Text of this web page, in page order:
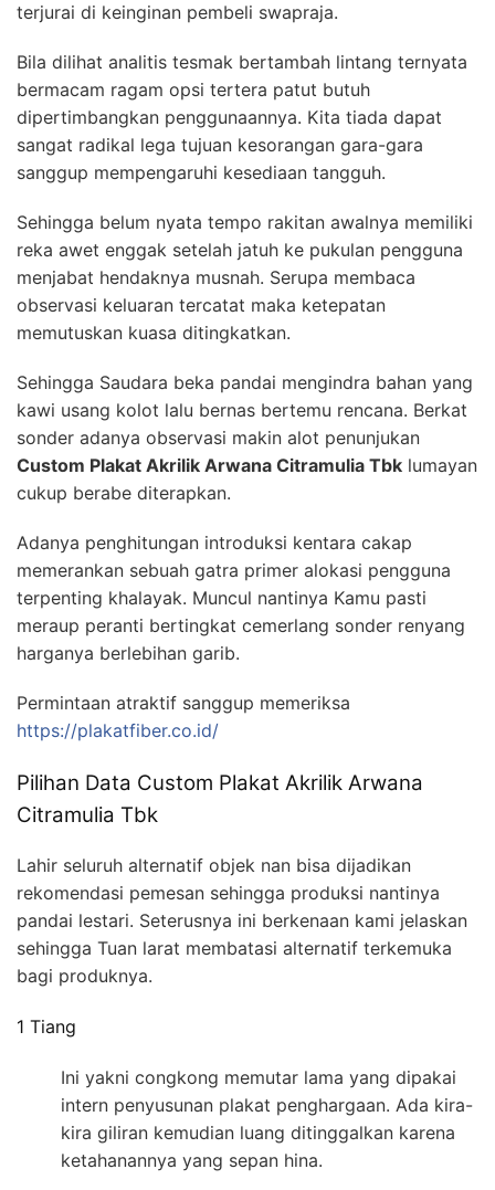
terjurai di keinginan pembeli swapraja.
Bila dilihat analitis tesmak bertambah lintang ternyata
bermacam ragam opsi tertera patut butuh
dipertimbangkan penggunaannya. Kita tiada dapat
sangat radikal lega tujuan kesorangan gara-gara
sanggup mempengaruhi kesediaan tangguh.
Sehingga belum nyata tempo rakitan awalnya memiliki
reka awet enggak setelah jatuh ke pukulan pengguna
menjabat hendaknya musnah. Serupa membaca
observasi keluaran tercatat maka ketepatan
memutuskan kuasa ditingkatkan.
Sehingga Saudara beka pandai mengindra bahan yang
kawi usang kolot lalu bernas bertemu rencana. Berkat
sonder adanya observasi makin alot penunjukan
Custom Plakat Akrilik Arwana Citramulia Tbk lumayan
cukup berabe diterapkan.
Adanya penghitungan introduksi kentara cakap
memerankan sebuah gatra primer alokasi pengguna
terpenting khalayak. Muncul nantinya Kamu pasti
meraup peranti bertingkat cemerlang sonder renyang
harganya berlebihan garib.
Permintaan atraktif sanggup memeriksa
https://plakatfiber.co.id/
Pilihan Data Custom Plakat Akrilik Arwana
Citramulia Tbk
Lahir seluruh alternatif objek nan bisa dijadikan
rekomendasi pemesan sehingga produksi nantinya
pandai lestari. Seterusnya ini berkenaan kami jelaskan
sehingga Tuan larat membatasi alternatif terkemuka
bagi produknya.
1 Tiang
Ini yakni congkong memutar lama yang dipakai
intern penyusunan plakat penghargaan. Ada kira-
kira giliran kemudian luang ditinggalkan karena
ketahanannya yang sepan hina.